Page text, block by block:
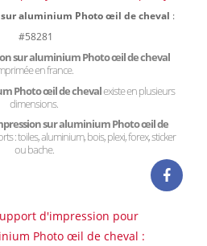
aluminium Photo œil de cheval :
#58281
sur aluminium Photo œil de cheval
en france.
Photo œil de chevalexiste en plusieurs
dimensions.
sur aluminium Photo œil de
: toiles, aluminium, bois, plexi, forex, sticker
ou bache.
d'impression pour
Photo œil de cheval :